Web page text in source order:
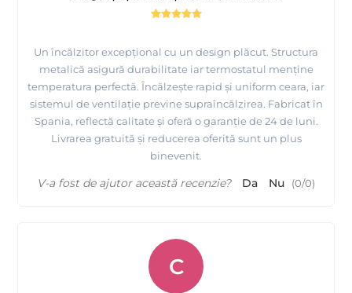
Un încălzitor excepțional cu un design plăcut. Structura
metalică asigură durabilitate iar termostatul menține
temperatura perfectă. Încălzește rapid și uniform ceara, iar
sistemul de ventilație previne supraîncălzirea. Fabricat în
Spania, reflectă calitate și oferă o garanție de 24 de luni.
Livrarea gratuită și reducerea oferită sunt un plus
binevenit.
V-a fost de ajutor această recenzie? Da Nu (0/0)
C